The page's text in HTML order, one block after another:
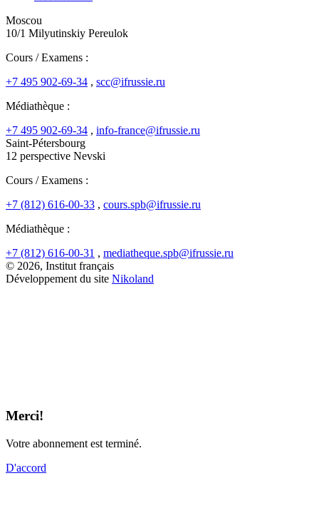
Moscou
10/1 Milyutinskiy Pereulok
Cours / Examens :
+7 495 902-69-34 , scc@ifrussie.ru
Médiathèque :
+7 495 902-69-34 , info-france@ifrussie.ru
Saint-Pétersbourg
12 perspective Nevski
Cours / Examens :
+7 (812) 616-00-33 , cours.spb@ifrussie.ru
Médiathèque :
+7 (812) 616-00-31 , mediatheque.spb@ifrussie.ru
© 2026, Institut français
Développement du site Nikoland
Merci!
Votre abonnement est terminé.
D'accord